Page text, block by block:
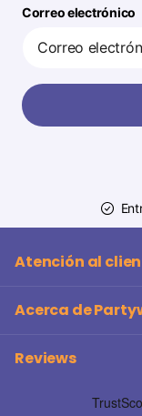
Correo electrónico
Atención al
Acerca de
Reviews